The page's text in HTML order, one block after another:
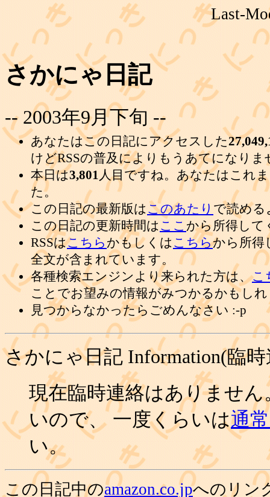
Last-
さかにゃ日記
-- 2003年9月下旬 --
あなたはこの日記にアクセスした
けどRSSの普及によりもうあてになりま
本日は3,801人目ですね。あなたはこれ
た。
この日記の最新版はこのあたり で読める
この日記の更新時間はここ から所得して
RSSはこちら かもしくはこちらから所得
全文が含まれています。
各種検索エンジンより来られた方は、こ
ことでお望みの情報がみつかるかもし
見つからなかったらごめんなさい :-p
さかにゃ日記 Information(臨
現在臨時連絡はありませ
いので、 一度くらいは通
い。
この日記中のamazon.co.jpへのリン